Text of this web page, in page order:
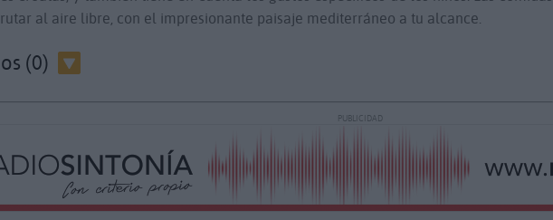
al aire libre, con el impresionante paisaje mediterráneo a tu alcance.
(0)
PUBLICIDAD